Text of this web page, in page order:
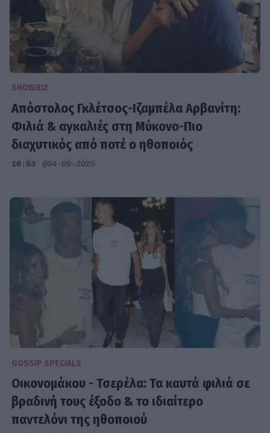
SHOWBIZ
Απόστολος Γκλέτσος-Ιζαμπέλα Αρβανίτη:
Φιλιά & αγκαλιές στη Μύκονο-Πιο
διαχυτικός από ποτέ ο ηθοποιός
10:53 @04-09-2025
GOSSIP SPECIALS
Οικονομάκου - Τσερέλα: Τα καυτά φιλιά σε
βραδινή τους έξοδο & το ιδιαίτερο
παντελόνι της ηθοποιού